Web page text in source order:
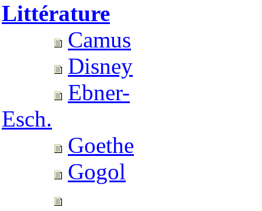
Littérature
Camus
Disney
Ebner-
Esch.
Goethe
Gogol